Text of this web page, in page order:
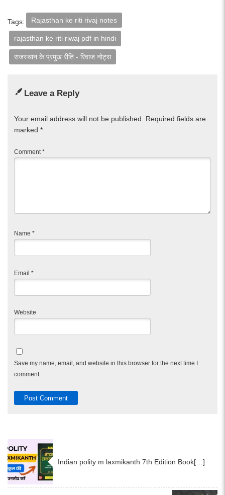
Tags: Rajasthan ke riti rivaj notes
rajasthan ke riti riwaj pdf in hindi
राजस्थान के प्रमुख रीति - रिवाज नोट्स
Leave a Reply
Your email address will not be published.
Required fields are
marked *
Comment*
Name *
Email *
Website
Save my name, email, and website in this browser for the next time I
comment.
Indian polity m laxmikanth 7th Edition Book[…]